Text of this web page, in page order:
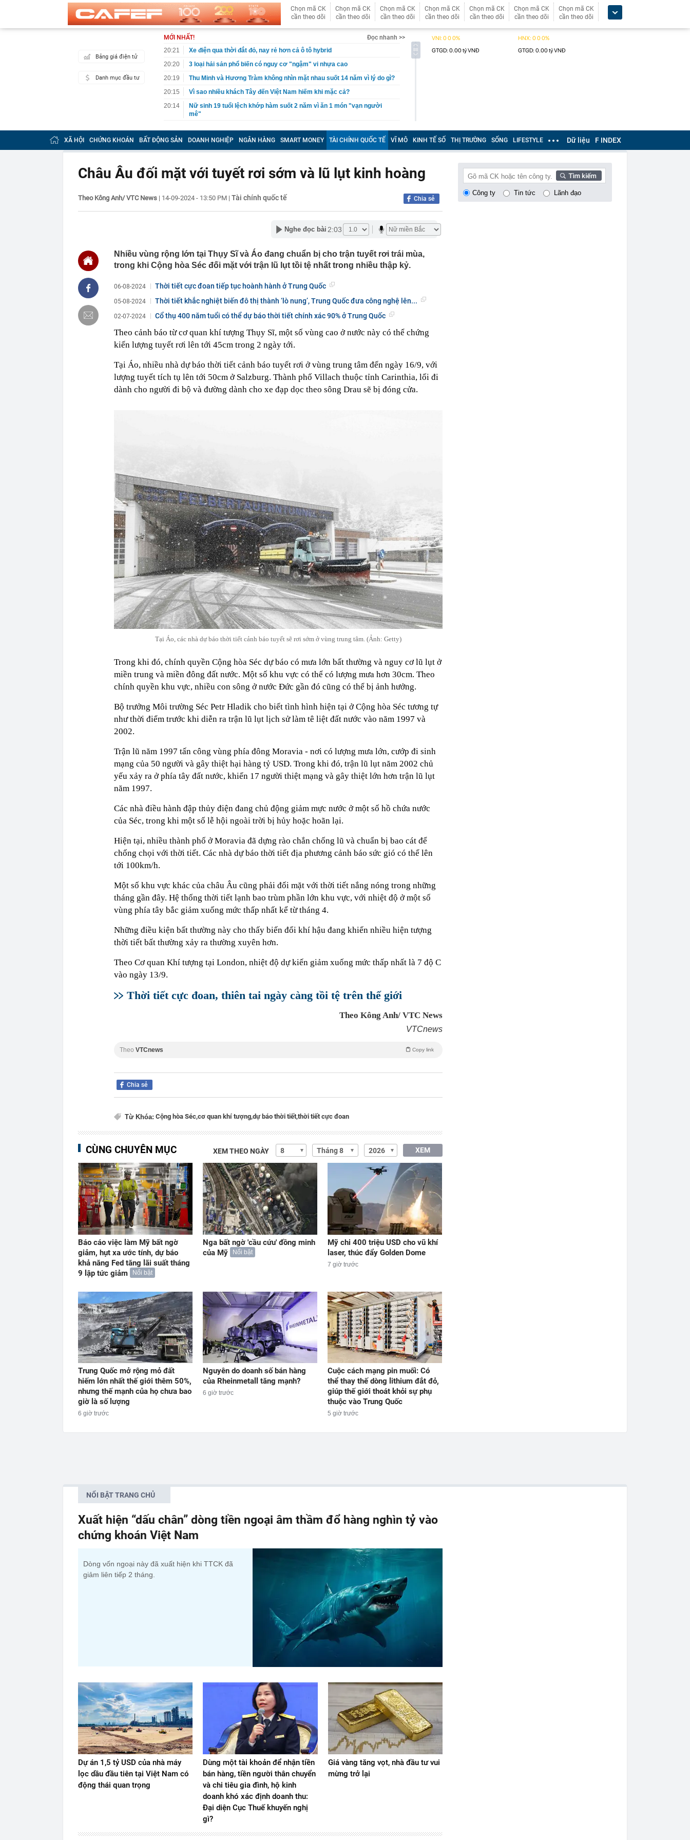
Chọn mã CK
cần theo dõi
Chọn mã CK
cần theo dõi
Chọn mã CK
cần theo dõi
Chọn mã CK
cần theo dõi
Chọn mã CK
cần theo dõi
Chọn mã CK
cần theo dõi
Chọn mã CK
cần theo dõi
Bảng giá điện tử
Danh mục đầu tư
MỚI NHẤT!
Đọc nhanh >>
20:21
Xe điện qua thời đắt đỏ, nay rẻ hơn cả ô tô hybrid
20:20
3 loại hải sản phổ biến có nguy cơ "ngậm" vi nhựa cao
20:19
Thu Minh và Hương Tràm không nhìn mặt nhau suốt 14 năm vì lý do gì?
20:15
Vì sao nhiều khách Tây đến Việt Nam hiếm khi mặc cả?
20:14
Nữ sinh 19 tuổi lệch khớp hàm suốt 2 năm vì ăn 1 món "vạn người
mê"
công an SĐT 0936440516
20:07
Mỹ chi 400 triệu USD cho vũ khí laser, thúc đẩy Golden Dome
19:50
Dàn sao Việt hội ngộ tại sự kiện đặc biệt, khám phá xu hướng biến nhà
19:49
Tự uống 3 loại canxi/ngày, xương chưa khỏe đã phát hiện sỏi thận
19:40
Ô tô biển Hà Nội mắc 96 lỗi phạt nguội ở Phú Thọ, riêng tháng 7 vi
Trung Quốc mở rộng mỏ đất hiếm lớn nhất thế giới thêm 50%, nhưng
thế mạnh của họ chưa bao giờ là số lượng
19:32
Britney Spears bất ổn
19:22
Ra quyết định khởi tố chủ hộ kinh doanh Nguyễn Văn Chung
19:20
Vietlott 8/8 - Xổ số Power 6/55 - Kết quả xổ số Vietlott hôm nay
8/8/2026
19:17
Không phải Nga hay Mỹ, "quán quân" sử dụng điện từ năng lượng hạt
19:12
Tin mới nhất về đợt nắng nóng gay gắt kéo dài nhiều ngày ở miền Bắc
đến số tiền hơn 7 tỷ đồng
19:10
Mạng xã hội tìm danh tính trọng tài bắt trận Việt Nam - Campuchia
XÃ HỘI CHỨNG KHOÁN BẤT ĐỘNG SẢN DOANH NGHIỆP NGÂN HÀNG SMART MONEY TÀI CHÍNH QUỐC TẾ VĨ MÔ KINH TẾ SỐ THỊ TRƯỜNG SỐNG LIFESTYLE Dữ liệu F INDEX
Châu Âu đối mặt với tuyết rơi sớm và lũ lụt kinh hoàng
Theo Kông Anh/ VTC News | 14-09-2024 - 13:50 PM | Tài chính quốc tế Chia sẻ
Nghe đọc bài 2:03
Nhiều vùng rộng lớn tại Thụy Sĩ và Áo đang chuẩn bị cho trận tuyết rơi trái mùa,
trong khi Cộng hòa Séc đối mặt với trận lũ lụt tồi tệ nhất trong nhiều thập kỷ.
06-08-2024 Thời tiết cực đoan tiếp tục hoành hành ở Trung Quốc
05-08-2024 Thời tiết khắc nghiệt biến đô thị thành ‘lò nung’, Trung Quốc đưa công nghệ lên...
02-07-2024 Cổ thụ 400 năm tuổi có thể dự báo thời tiết chính xác 90% ở Trung Quốc
Theo cảnh báo từ cơ quan khí tượng Thụy Sĩ, một số vùng cao ở nước này có thể chứng
kiến lượng tuyết rơi lên tới 45cm trong 2 ngày tới.
Tại Áo, nhiều nhà dự báo thời tiết cảnh báo tuyết rơi ở vùng trung tâm đến ngày 16/9, với
lượng tuyết tích tụ lên tới 50cm ở Salzburg. Thành phố Villach thuộc tỉnh Carinthia, lối đi
dành cho người đi bộ và đường dành cho xe đạp dọc theo sông Drau sẽ bị đóng cửa.
Tại Áo, các nhà dự báo thời tiết cảnh báo tuyết sẽ rơi sớm ở vùng trung tâm. (Ảnh: Getty)
Trong khi đó, chính quyền Cộng hòa Séc dự báo có mưa lớn bất thường và nguy cơ lũ lụt ở
miền trung và miền đông đất nước. Một số khu vực có thể có lượng mưa hơn 30cm. Theo
chính quyền khu vực, nhiều con sông ở nước Đức gần đó cũng có thể bị ảnh hưởng.
Bộ trưởng Môi trường Séc Petr Hladik cho biết tình hình hiện tại ở Cộng hòa Séc tương tự
như thời điểm trước khi diễn ra trận lũ lụt lịch sử làm tê liệt đất nước vào năm 1997 và
2002.
Trận lũ năm 1997 tấn công vùng phía đông Moravia - nơi có lượng mưa lớn, cướp đi sinh
mạng của 50 người và gây thiệt hại hàng tỷ USD. Trong khi đó, trận lũ lụt năm 2002 chủ
yếu xảy ra ở phía tây đất nước, khiến 17 người thiệt mạng và gây thiệt lớn hơn trận lũ lụt
năm 1997.
Các nhà điều hành đập thủy điện đang chủ động giảm mực nước ở một số hồ chứa nước
của Séc, trong khi một số lễ hội ngoài trời bị hủy hoặc hoãn lại.
Hiện tại, nhiều thành phố ở Moravia đã dựng rào chắn chống lũ và chuẩn bị bao cát để
chống chọi với thời tiết. Các nhà dự báo thời tiết địa phương cảnh báo sức gió có thể lên
tới 100km/h.
Một số khu vực khác của châu Âu cũng phải đối mặt với thời tiết nắng nóng trong những
tháng gần đây. Hệ thống thời tiết lạnh bao trùm phần lớn khu vực, với nhiệt độ ở một số
vùng phía tây bắc giảm xuống mức thấp nhất kể từ tháng 4.
Những điều kiện bất thường này cho thấy biến đổi khí hậu đang khiến nhiều hiện tượng
thời tiết bất thường xảy ra thường xuyên hơn.
Theo Cơ quan Khí tượng tại London, nhiệt độ dự kiến giảm xuống mức thấp nhất là 7 độ C
vào ngày 13/9.
Thời tiết cực đoan, thiên tai ngày càng tồi tệ trên thế giới
Theo Kông Anh/ VTC News
VTCnews
Theo VTCnews Copy link
Chia sẻ
Từ Khóa: Cộng hòa Séc,cơ quan khí tượng,dự báo thời tiết,thời tiết cực đoan
CÙNG CHUYÊN MỤC XEM THEO NGÀY XEM
Báo cáo việc làm Mỹ bất ngờ
giảm, hụt xa ước tính, dự báo
khả năng Fed tăng lãi suất tháng
9 lập tức giảm
Nổi bật
Nga bất ngờ 'cầu cứu' đồng minh
của Mỹ
Nổi bật
Mỹ chi 400 triệu USD cho vũ khí
laser, thúc đẩy Golden Dome
7 giờ trước
Trung Quốc mở rộng mỏ đất
hiếm lớn nhất thế giới thêm 50%,
nhưng thế mạnh của họ chưa bao
giờ là số lượng
6 giờ trước
Nguyên do doanh số bán hàng
của Rheinmetall tăng mạnh?
6 giờ trước
Cuộc cách mạng pin muối: Có
thể thay thế dòng lithium đắt đỏ,
giúp thế giới thoát khỏi sự phụ
thuộc vào Trung Quốc
5 giờ trước
Công ty Tin tức Lãnh đạo
NỔI BẬT TRANG CHỦ
Xuất hiện “dấu chân” dòng tiền ngoại âm thầm đổ hàng nghìn tỷ vào
chứng khoán Việt Nam
Dòng vốn ngoại này đã xuất hiện khi TTCK đã
giảm liên tiếp 2 tháng.
Dự án 1,5 tỷ USD của nhà máy
lọc dầu đầu tiên tại Việt Nam có
động thái quan trọng
Dùng một tài khoản để nhận tiền
bán hàng, tiền người thân chuyển
và chi tiêu gia đình, hộ kinh
doanh khó xác định doanh thu:
Đại diện Cục Thuế khuyến nghị
gì?
Giá vàng tăng vọt, nhà đầu tư vui
mừng trở lại